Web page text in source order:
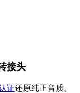
接头
证还原纯正音质。